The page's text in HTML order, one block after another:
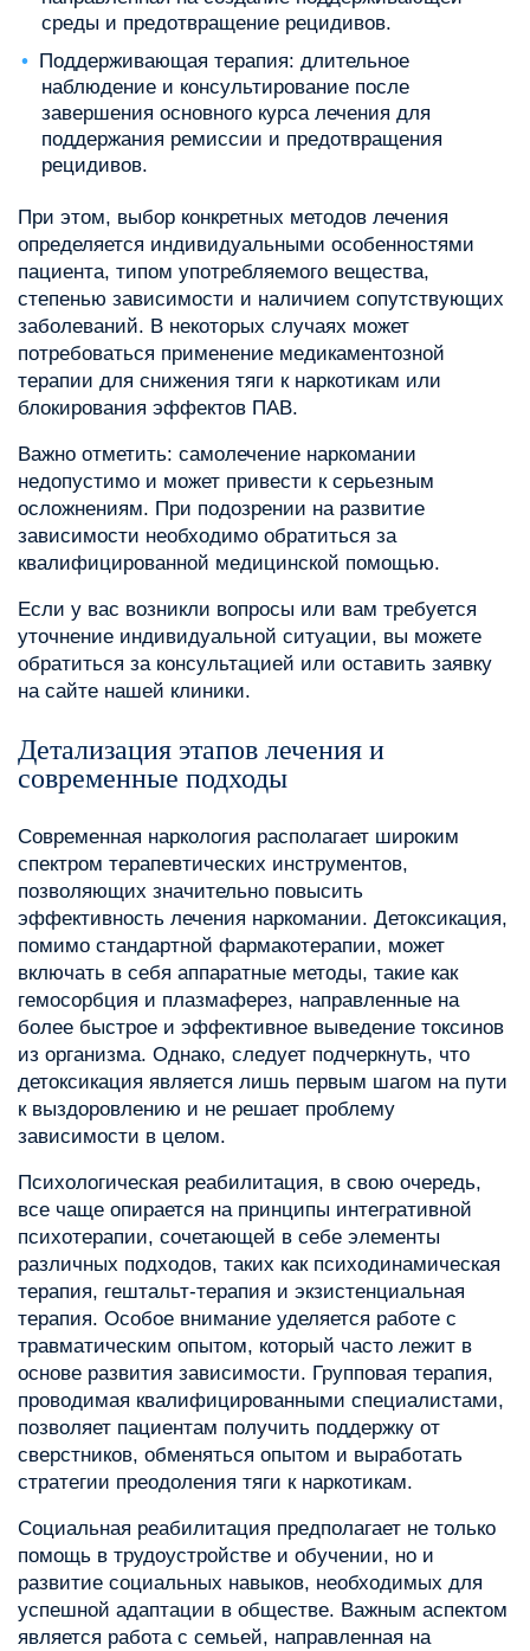
среды и предотвращение рецидивов.
Поддерживающая терапия: длительное
наблюдение и консультирование после
завершения основного курса лечения для
поддержания ремиссии и предотвращения
рецидивов.
При этом, выбор конкретных методов лечения
определяется индивидуальными особенностями
пациента, типом употребляемого вещества,
степенью зависимости и наличием сопутствующих
заболеваний. В некоторых случаях может
потребоваться применение медикаментозной
терапии для снижения тяги к наркотикам или
блокирования эффектов ПАВ.
Важно отметить: самолечение наркомании
недопустимо и может привести к серьезным
осложнениям. При подозрении на развитие
зависимости необходимо обратиться за
квалифицированной медицинской помощью.
Если у вас возникли вопросы или вам требуется
уточнение индивидуальной ситуации, вы можете
обратиться за консультацией или оставить заявку
на сайте нашей клиники.
Детализация этапов лечения и
современные подходы
Современная наркология располагает широким
спектром терапевтических инструментов,
позволяющих значительно повысить
эффективность лечения наркомании. Детоксикация,
помимо стандартной фармакотерапии, может
включать в себя аппаратные методы, такие как
гемосорбция и плазмаферез, направленные на
более быстрое и эффективное выведение токсинов
из организма. Однако, следует подчеркнуть, что
детоксикация является лишь первым шагом на пути
к выздоровлению и не решает проблему
зависимости в целом.
Психологическая реабилитация, в свою очередь,
все чаще опирается на принципы интегративной
психотерапии, сочетающей в себе элементы
различных подходов, таких как психодинамическая
терапия, гештальт-терапия и экзистенциальная
терапия. Особое внимание уделяется работе с
травматическим опытом, который часто лежит в
основе развития зависимости. Групповая терапия,
проводимая квалифицированными специалистами,
позволяет пациентам получить поддержку от
сверстников, обменяться опытом и выработать
стратегии преодоления тяги к наркотикам.
Социальная реабилитация предполагает не только
помощь в трудоустройстве и обучении, но и
развитие социальных навыков, необходимых для
успешной адаптации в обществе. Важным аспектом
является работа с семьей, направленная на